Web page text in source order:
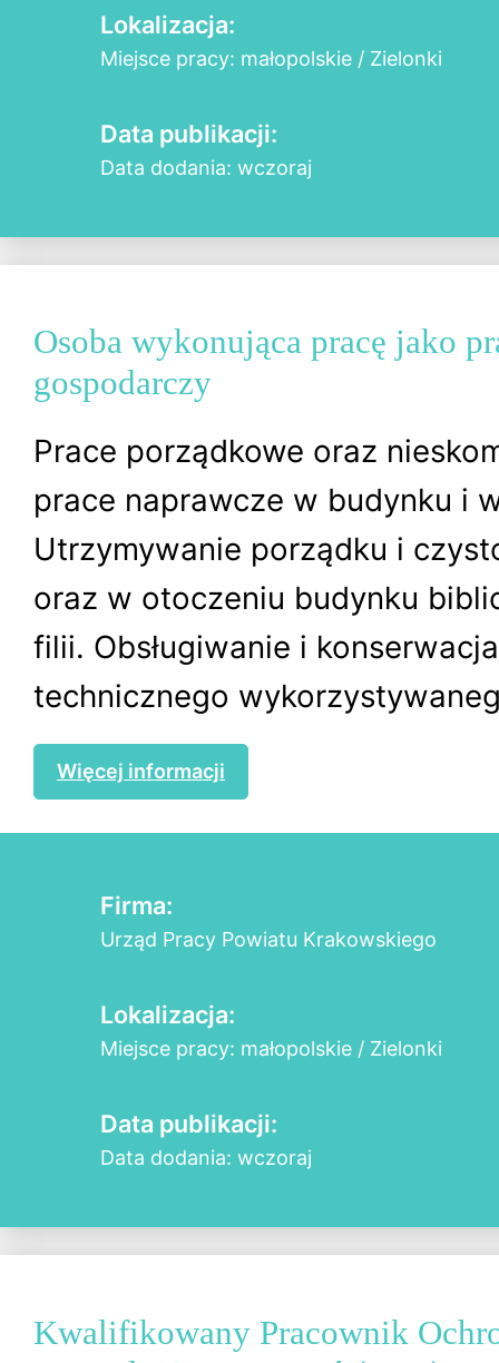
Lokalizacja:
Miejsce pracy: małopolskie / Zielonki
Data publikacji:
Data dodania: wczoraj
Osoba wykonująca pracę jako
gospodarczy
Prace porządkowe oraz
prace naprawcze w budynku i
Utrzymywanie porządku i
oraz w otoczeniu budynku
filii. Obsługiwanie i
technicznego
Więcej informacji
Firma:
Urząd Pracy Powiatu Krakowskiego
Lokalizacja:
Miejsce pracy: małopolskie / Zielonki
Data publikacji:
Data dodania: wczoraj
Kwalifikowany Pracownik